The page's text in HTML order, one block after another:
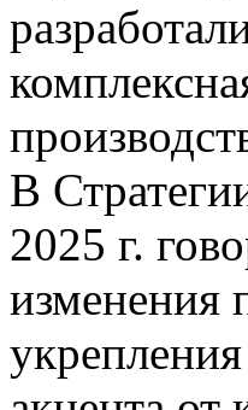
В
2025 г.
изменения